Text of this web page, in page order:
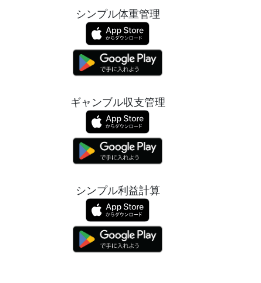
シンプル体重管理
ギャンブル収支管理
シンプル利益計算